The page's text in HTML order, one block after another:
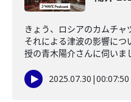
きょう、ロシアのカムチ
それによる津波の影響に
授の青木陽介さんに伺いま
2025.07.30 |00:07:50